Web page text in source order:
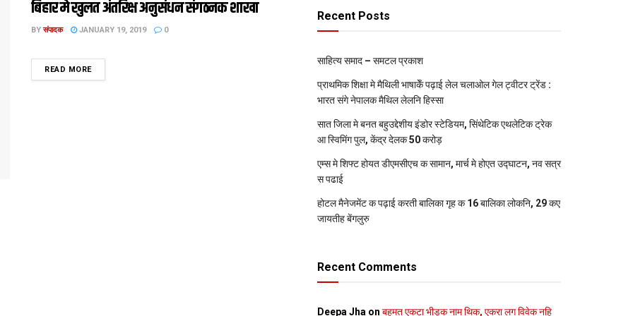
बिहार मे खुलत अंतरिक्ष अनुसंधन संगठनक शाखा
BY संपादक JANUARY 19, 2019 0
READ MOREDETAILS
Recent Posts
साहित्य समाद – समटल प्रकाश
प्राथमिक शि‍क्षा मे मैथि‍ली भाषाकेँ पढ़ाई लेल चलाओल गेल ट्वीटर ट्रेंड :
भारत संगे नेपालक मैथिल लेलनि हिस्सा
सात जिला मे बनत बहुउद्देशीय इंडोर स्‍टेडि‍यम, सिंथेटिक एथलेटिक ट्रेक
आ स्विमिंग पुल, केंद्र देलक 50 करोड़
एम्स मे शिफ्ट होयत डीएमसीएच क सामान, मार्च मे होएत उद्घाटन, नव सत्र
स पढाई
होटल मैनेजमेंट क पढ़ाई करती बालिका गृह क 16 बालिका लोकनि, 29 कए
जायतीह बेंगलुरु
Recent Comments
Deepa Jha on बहुमत एकटा भीड़क नाम थिक, एकरा लग विवेक नहि